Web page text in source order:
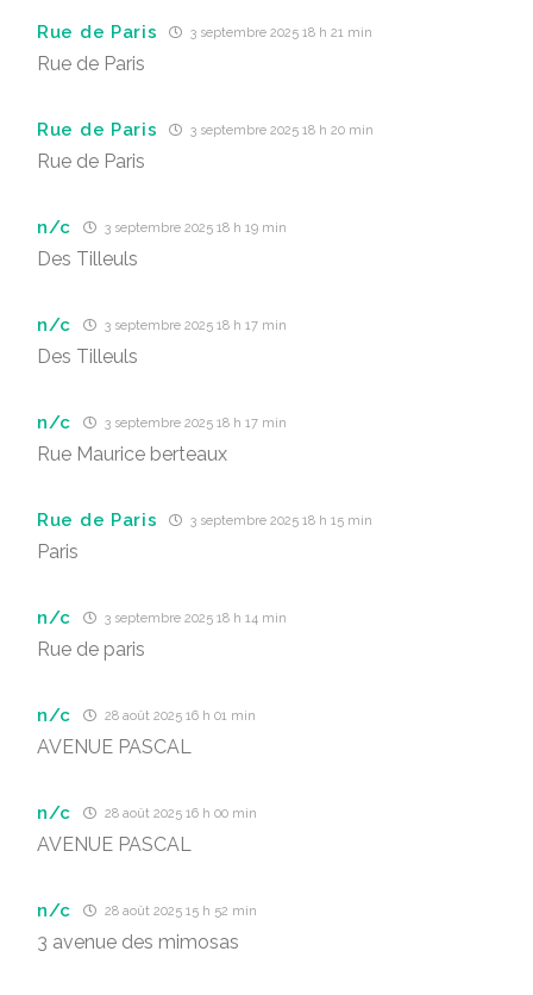
Rue de Paris 3 septembre 2025 18 h 21 min
Rue de Paris
Rue de Paris 3 septembre 2025 18 h 20 min
Rue de Paris
n/c 3 septembre 2025 18 h 19 min
Des Tilleuls
n/c 3 septembre 2025 18 h 17 min
Des Tilleuls
n/c 3 septembre 2025 18 h 17 min
Rue Maurice berteaux
Rue de Paris 3 septembre 2025 18 h 15 min
Paris
n/c 3 septembre 2025 18 h 14 min
Rue de paris
n/c 28 août 2025 16 h 01 min
AVENUE PASCAL
n/c 28 août 2025 16 h 00 min
AVENUE PASCAL
n/c 28 août 2025 15 h 52 min
3 avenue des mimosas